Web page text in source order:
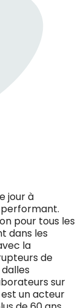
jour à
pour tous les
dans les
la
de
sur
est un acteur